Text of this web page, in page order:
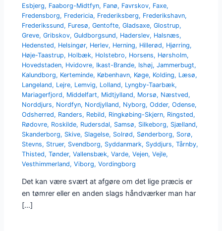
Esbjerg, Faaborg-Midtfyn, Fanø, Favrskov, Faxe,
Fredensborg, Fredericia, Frederiksberg, Frederikshavn,
Frederikssund, Furesø,Gentofte,Gladsaxe,Glostrup,
Greve,Gribskov,Guldborgsund, Haderslev, Halsnæs,
Hedensted, Helsingør, Herlev, Herning, Hillerød, Hjørring,
Høje-Taastrup, Holbæk, Holstebro, Horsens, Hørsholm,
Hovedstaden, Hvidovre, Ikast-Brande, Ishøj,Jammerbugt,
Kalundborg, Kerteminde, København, Køge, Kolding, Læsø,
Langeland, Lejre, Lemvig, Lolland, Lyngby-Taarbæk,
Mariagerfjord, Middelfart, Midtjylland, Morsø, Næstved,
Norddjurs, Nordfyn, Nordjylland, Nyborg,Odder,Odense,
Odsherred, Randers, Rebild, Ringkøbing-Skjern, Ringsted,
Rødovre, Roskilde, Rudersdal, Samsø, Silkeborg, Sjælland,
Skanderborg, Skive, Slagelse, Solrød, Sønderborg, Sorø,
Stevns, Struer, Svendborg, Syddanmark, Syddjurs,Tårnby,
Thisted,Tønder,Vallensbæk,Varde,Vejen,Vejle,
Vesthimmerland,Viborg,Vordingborg
Det kan være svært at afgøre om det lige præcis er
en tømrer eller en anden slags håndværker man har
[…]